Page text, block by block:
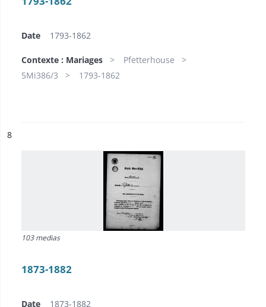
Date 1793-1862
Contexte : Mariages
Pfetterhouse
5Mi386/3
1793-1862
n°
8
103 medias
1873-1882
Date 1873-1882